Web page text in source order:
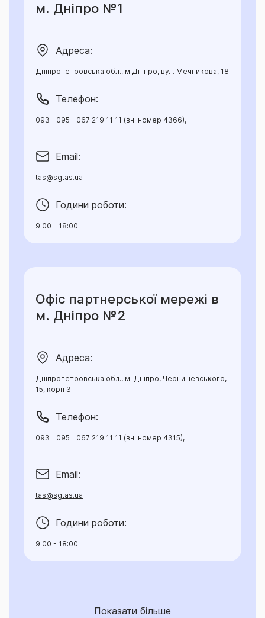
м. Дніпро №1
Адреса:
Дніпропетровська обл., м.Дніпро, вул. Мечникова, 18
Телефон:
093 | 095 | 067 219 11 11 (вн. номер 4366),
Email:
tas@sgtas.ua
Години роботи:
9:00 - 18:00
Офіс партнерської мережі в
м. Дніпро №2
Адреса:
Дніпропетровська обл., м. Дніпро, Чернишевського,
15, корп 3
Телефон:
093 | 095 | 067 219 11 11 (вн. номер 4315),
Email:
tas@sgtas.ua
Години роботи:
9:00 - 18:00
Показати більше